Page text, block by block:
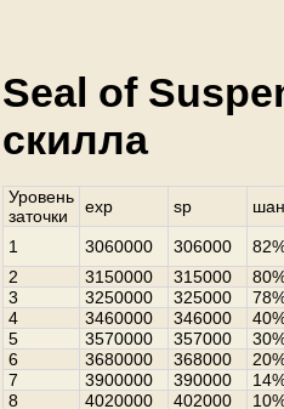
Seal of
скилла
Уровень
заточки
exp sp
1 3060000 306000
2
3150000 315000
3
3250000 325000
4
3460000 346000
5
3570000 357000
6
3680000 368000
7
3900000 390000
8
4020000 402000